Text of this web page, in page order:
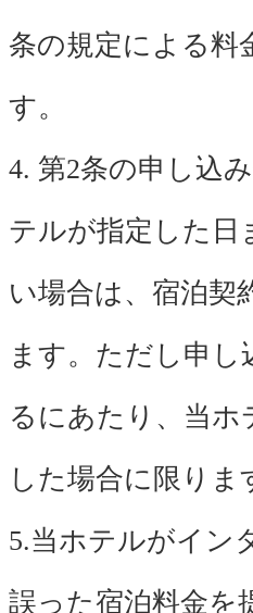
条の規定による料
す。
4. 第2条の申し込
テルが指定した日
い場合は、宿泊契
ます。ただし申
るにあたり、当ホ
した場合に限りま
5.当ホテルがイン
誤った宿泊料金を